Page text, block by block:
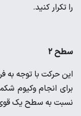
را تکرار کنید.
سطح ۲
این حرکت با توجه به
برای انجام وکیوم
نسبت به سطح یک